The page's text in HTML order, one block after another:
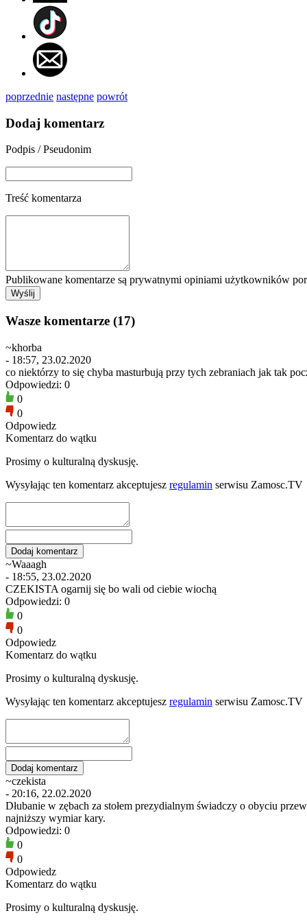
poprzednie następne powrót
Dodaj komentarz
Podpis / Pseudonim
Treść komentarza
Publikowane komentarze są prywatnymi opiniami użytkowników
Wasze komentarze (17)
~khorba
- 18:57, 23.02.2020
co niektórzy to się chyba masturbują przy tych zebraniach jak tak
Odpowiedzi: 0
0
0
Odpowiedz
Komentarz do wątku
Prosimy o kulturalną dyskusję.
Wysyłając ten komentarz akceptujesz regulamin serwisu Zamosc.TV
~Waaagh
- 18:55, 23.02.2020
CZEKISTA ogarnij się bo wali od ciebie wiochą
Odpowiedzi: 0
0
0
Odpowiedz
Komentarz do wątku
Prosimy o kulturalną dyskusję.
Wysyłając ten komentarz akceptujesz regulamin serwisu Zamosc.TV
~czekista
- 20:16, 22.02.2020
Dłubanie w zębach za stołem prezydialnym świadczy o obyciu
najniższy wymiar kary.
Odpowiedzi: 0
0
0
Odpowiedz
Komentarz do wątku
Prosimy o kulturalną dyskusję.